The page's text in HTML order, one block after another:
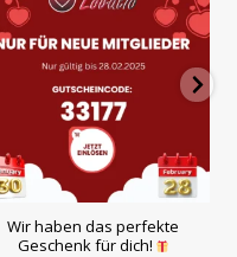
Wir haben das perfekte
Geschenk für dich!